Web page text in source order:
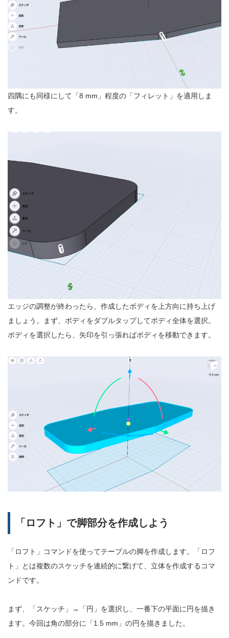
四隅にも同様にして「8 mm」程度の「フィレット」を適用しま
す。
エッジの調整が終わったら、作成したボディを上方向に持ち上げ
ましょう。まず、ボディをダブルタップしてボディ全体を選択。
ボディを選択したら、矢印を引っ張ればボディを移動できます。
「ロフト」で脚部分を作成しよう
「ロフト」コマンドを使ってテーブルの脚を作成します。「ロフ
ト」とは複数のスケッチを連続的に繋げて、立体を作成するコマ
ンドです。
まず、「スケッチ」→「円」を選択し、一番下の平面に円を描き
ます。今回は角の部分に「1.5 mm」の円を描きました。